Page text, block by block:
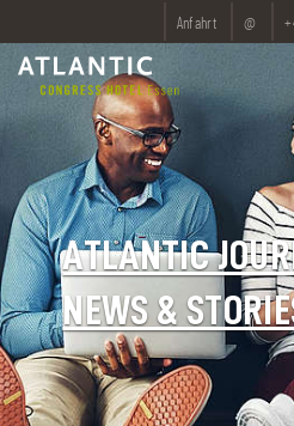
Anfahrt @
ATLANTIC
NEWS &